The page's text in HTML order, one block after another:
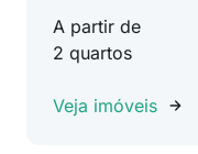
A partir de
2 quartos
Veja imóveis